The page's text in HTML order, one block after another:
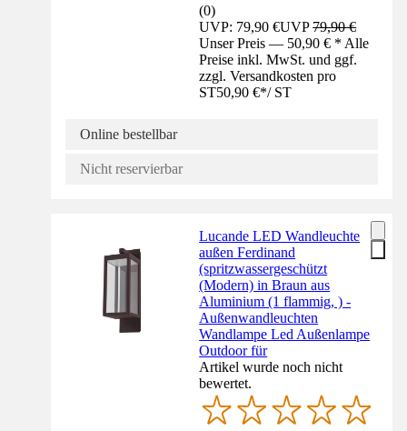
(0)
UVP: 79,90 €UVP79,90 €
Unser Preis — 50,90 € * Alle
Preise inkl. MwSt. und ggf.
zzgl. Versandkosten pro
ST50,90 €*/ ST
Online bestellbar
Nicht reservierbar
Lucande LED Wandleuchte
außen Ferdinand
(spritzwassergeschützt
(Modern) in Braun aus
Aluminium (1 flammig, ) -
Außenwandleuchten
Wandlampe Led Außenlampe
Outdoor für
Artikel wurde noch nicht
bewertet.